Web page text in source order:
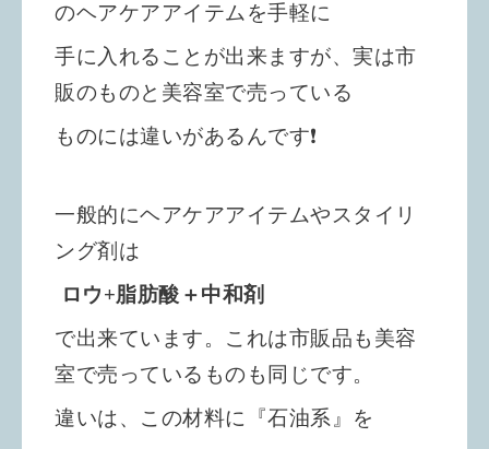
のヘアケアアイテムを手軽に
手に入れることが出来ますが、実は市
販のものと美容室で売っている
ものには違いがあるんです❗️
一般的にヘアケアアイテムやスタイリ
ング剤は
ロウ+脂肪酸＋中和剤
で出来ています。これは市販品も美容
室で売っているものも同じです。
違いは、この材料に『石油系』を